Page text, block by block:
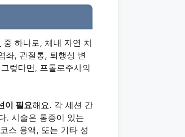
중 하나로, 체내 자연 치
좌, 관절통, 퇴행성 변
렇다면, 프롤로주사의
이 필요해요. 각 세션 간
. 시술은 통증이 있는
스 용액, 또는 기타 성